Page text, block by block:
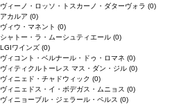
ヴィーノ・ロッソ・トスカーノ・ダターヴォラ (0)
アカルア (0)
ヴィウ・マネント (0)
シャトー・ラ・ムーシュティエール (0)
LGIワインズ (0)
ヴィコント・ベルナール・ドゥ・ロマネ (0)
ヴィティクルトーレス マス・ダン・ジル (0)
ヴィニェド・チャドウィック (0)
ヴィニェドス・イ・ボデガス・ムニョス (0)
ヴィニョーブル・ジェラール・ペルス (0)